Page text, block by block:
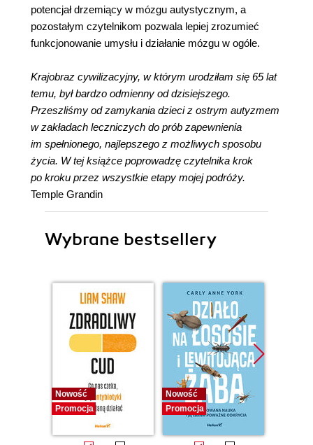
potencjał drzemiący w mózgu autystycznym, a
pozostałym czytelnikom pozwala lepiej zrozumieć
funkcjonowanie umysłu i działanie mózgu w ogóle.
Krajobraz cywilizacyjny, w którym urodziłam się 65 lat
temu, był bardzo odmienny od dzisiejszego.
Przeszliśmy od zamykania dzieci z ostrym autyzmem
w zakładach leczniczych do prób zapewnienia
im spełnionego, najlepszego z możliwych sposobu
życia. W tej książce poprowadzę czytelnika krok
po kroku przez wszystkie etapy mojej podróży.
Temple Grandin
Wybrane bestsellery
Nowość
Promocja
Nowość
Promocja